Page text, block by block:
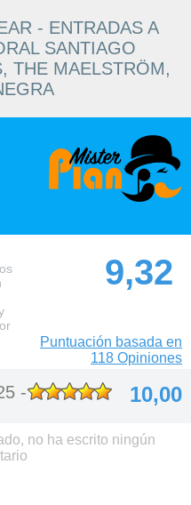
- ENTRADAS A
SANTIAGO
THE MAELSTRÖM,
9,32
Puntuación basada en
118 Opiniones
-
10,00
no ha escrito ningún